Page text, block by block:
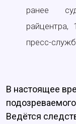
ранее
пресс-
В настоящее
Ведётся